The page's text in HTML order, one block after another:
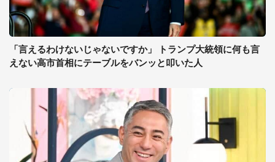
「言えるわけないじゃないですか」 トランプ大統領に何も言
えない高市首相にテーブルをバンッと叩いた人